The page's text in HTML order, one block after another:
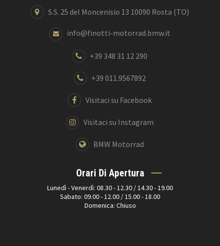
S.S. 25 del Moncenisio 13 10090 Rosta (TO)
info@finotti-motorrad.bmw.it
+39 348 31 12 290
+39 011.9567892
Visitaci su Facebook
Visitaci su Instagram
BMW Motorrad
Orari Di Apertura
Lunedì - Venerdì: 08.30 - 12.30 / 14.30 - 19.00
Sabato: 09.00 - 12.00 / 15.00 - 18.00
Domenica: Chiuso